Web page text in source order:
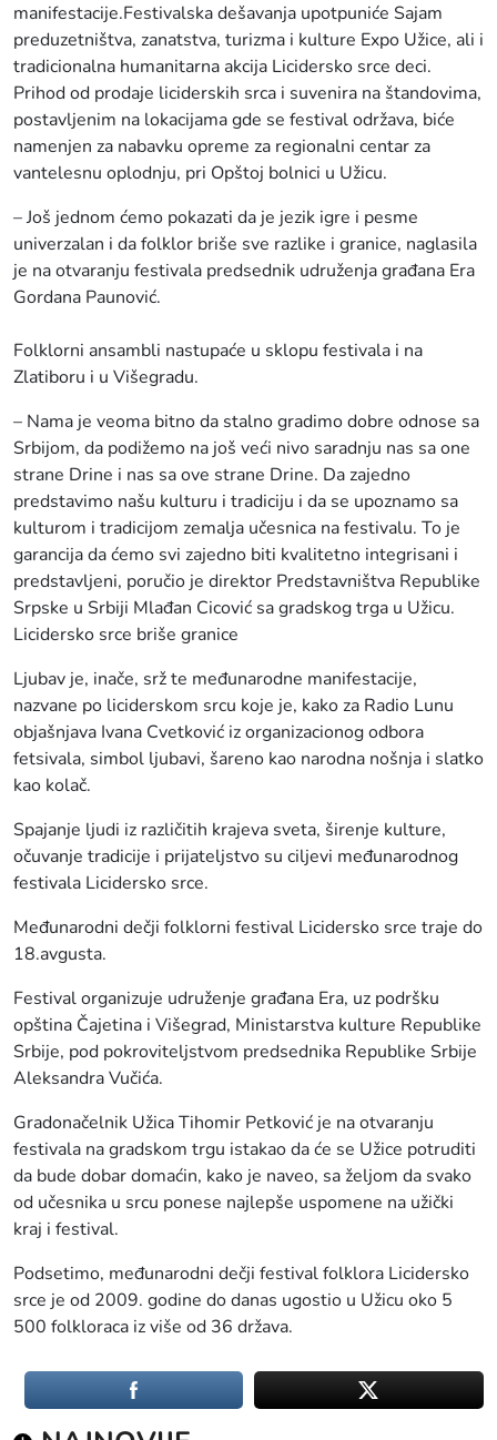
manifestacije.Festivalska dešavanja upotpuniće Sajam
preduzetništva, zanatstva, turizma i kulture Expo Užice, ali i
tradicionalna humanitarna akcija Licidersko srce deci.
Prihod od prodaje liciderskih srca i suvenira na štandovima,
postavljenim na lokacijama gde se festival održava, biće
namenjen za nabavku opreme za regionalni centar za
vantelesnu oplodnju, pri Opštoj bolnici u Užicu.
– Još jednom ćemo pokazati da je jezik igre i pesme
univerzalan i da folklor briše sve razlike i granice, naglasila
je na otvaranju festivala predsednik udruženja građana Era
Gordana Paunović.
Folklorni ansambli nastupaće u sklopu festivala i na
Zlatiboru i u Višegradu.
– Nama je veoma bitno da stalno gradimo dobre odnose sa
Srbijom, da podižemo na još veći nivo saradnju nas sa one
strane Drine i nas sa ove strane Drine. Da zajedno
predstavimo našu kulturu i tradiciju i da se upoznamo sa
kulturom i tradicijom zemalja učesnica na festivalu. To je
garancija da ćemo svi zajedno biti kvalitetno integrisani i
predstavljeni, poručio je direktor Predstavništva Republike
Srpske u Srbiji Mlađan Cicović sa gradskog trga u Užicu.
Licidersko srce briše granice
Ljubav je, inače, srž te međunarodne manifestacije,
nazvane po liciderskom srcu koje je, kako za Radio Lunu
objašnjava Ivana Cvetković iz organizacionog odbora
fetsivala, simbol ljubavi, šareno kao narodna nošnja i slatko
kao kolač.
Spajanje ljudi iz različitih krajeva sveta, širenje kulture,
očuvanje tradicije i prijateljstvo su ciljevi međunarodnog
festivala Licidersko srce.
Međunarodni dečji folklorni festival Licidersko srce traje do
18.avgusta.
Festival organizuje udruženje građana Era, uz podršku
opština Čajetina i Višegrad, Ministarstva kulture Republike
Srbije, pod pokroviteljstvom predsednika Republike Srbije
Aleksandra Vučića.
Gradonačelnik Užica Tihomir Petković je na otvaranju
festivala na gradskom trgu istakao da će se Užice potruditi
da bude dobar domaćin, kako je naveo, sa željom da svako
od učesnika u srcu ponese najlepše uspomene na užički
kraj i festival.
Podsetimo, međunarodni dečji festival folklora Licidersko
srce je od 2009. godine do danas ugostio u Užicu oko 5
500 folkloraca iz više od 36 država.